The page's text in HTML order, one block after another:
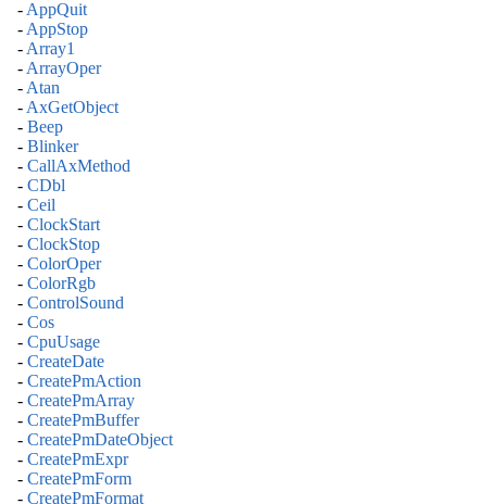
- AppQuit
- AppStop
- Array1
- ArrayOper
- Atan
- AxGetObject
- Beep
- Blinker
- CallAxMethod
- CDbl
- Ceil
- ClockStart
- ClockStop
- ColorOper
- ColorRgb
- ControlSound
- Cos
- CpuUsage
- CreateDate
- CreatePmAction
- CreatePmArray
- CreatePmBuffer
- CreatePmDateObject
- CreatePmExpr
- CreatePmForm
- CreatePmFormat